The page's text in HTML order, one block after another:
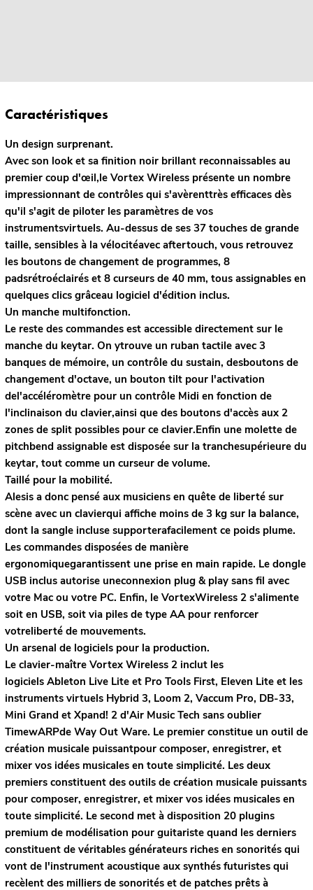
Caractéristiques
Un design surprenant.
Avec son look et sa finition noir brillant reconnaissables au
premier coup d'œil,le Vortex Wireless présente un nombre
impressionnant de contrôles qui s'avèrenttrès efficaces dès
qu'il s'agit de piloter les paramètres de vos
instrumentsvirtuels. Au-dessus de ses 37 touches de grande
taille, sensibles à la vélocitéavec aftertouch, vous retrouvez
les boutons de changement de programmes, 8
padsrétroéclairés et 8 curseurs de 40 mm, tous assignables en
quelques clics grâceau logiciel d'édition inclus.
Un manche multifonction.
Le reste des commandes est accessible directement sur le
manche du keytar. On ytrouve un ruban tactile avec 3
banques de mémoire, un contrôle du sustain, desboutons de
changement d'octave, un bouton tilt pour l'activation
del'accéléromètre pour un contrôle Midi en fonction de
l'inclinaison du clavier,ainsi que des boutons d'accès aux 2
zones de split possibles pour ce clavier.Enfin une molette de
pitchbend assignable est disposée sur la tranchesupérieure du
keytar, tout comme un curseur de volume.
Taillé pour la mobilité.
Alesis a donc pensé aux musiciens en quête de liberté sur
scène avec un clavierqui affiche moins de 3 kg sur la balance,
dont la sangle incluse supporterafacilement ce poids plume.
Les commandes disposées de manière
ergonomiquegarantissent une prise en main rapide. Le dongle
USB inclus autorise uneconnexion plug & play sans fil avec
votre Mac ou votre PC. Enfin, le VortexWireless 2 s'alimente
soit en USB, soit via piles de type AA pour renforcer
votreliberté de mouvements.
Un arsenal de logiciels pour la production.
Le clavier-maître Vortex Wireless 2 inclut les
logiciels Ableton Live Lite et Pro Tools First, Eleven Lite et les
instruments virtuels Hybrid 3, Loom 2, Vaccum Pro, DB-33,
Mini Grand et Xpand! 2 d'Air Music Tech sans oublier
TimewARPde Way Out Ware. Le premier constitue un outil de
création musicale puissantpour composer, enregistrer, et
mixer vos idées musicales en toute simplicité. Les deux
premiers constituent des outils de création musicale puissants
pour composer, enregistrer, et mixer vos idées musicales en
toute simplicité. Le second met à disposition 20 plugins
premium de modélisation pour guitariste quand les derniers
constituent de véritables générateurs riches en sonorités qui
vont de l'instrument acoustique aux synthés futuristes qui
recèlent des milliers de sonorités et de patches prêts à